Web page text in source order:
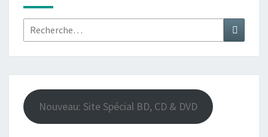
Rechercher :
Nouveau: Site Spécial BD, CD & DVD